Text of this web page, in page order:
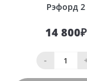
Рэфорд 2
14 800₽
-